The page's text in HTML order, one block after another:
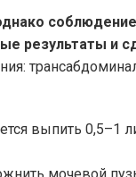
результаты и
выпить 0,5–1